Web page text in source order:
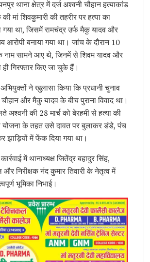
थाना क्षेत्र में दर्ज अश्वनी चौहान हत्याकांड
मां शिवकुमारी की तहरीर पर हत्या का
गया था, जिसमें रामचंद्र उर्फ मैकु यादव और
आरोपी बनाया गया था। जांच के दौरान 10
नाम सामने आए थे, जिनमें से शिवम यादव और
गिरफ्तार किए जा चुके हैं।
ने खुलासा किया कि प्रधानी चुनाव
और मैकु यादव के बीच पुराना विवाद था।
अश्वनी की 28 मार्च को बेरहमी से हत्या की
योजना के तहत उसे दावत पर बुलाकर डंडे, पंच
झाड़ियों में फेंक दिया गया था।
में थानाध्यक्ष जितेंद्र बहादुर सिंह,
निरीक्षक नंद कुमार तिवारी के नेतृत्व में
भूमिका निभाई।